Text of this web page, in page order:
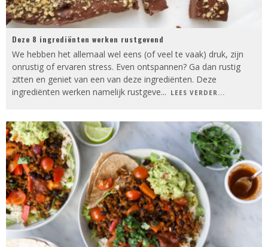
Deze 8 ingrediënten werken rustgevend
We hebben het allemaal wel eens (of veel te vaak) druk, zijn
onrustig of ervaren stress. Even ontspannen? Ga dan rustig
zitten en geniet van een van deze ingrediënten. Deze
ingrediënten werken namelijk rustgeve... LEES VERDER...